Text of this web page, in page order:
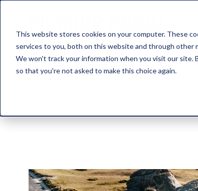
This website stores cookies on your computer. These
services to you, both on this website and through other
We won't track your information when you visit our
so that you're not asked to make this choice again.